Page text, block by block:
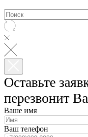
Оставьте
перезвонит
Ваше имя
Ваш телефон